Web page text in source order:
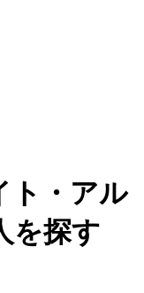
ト・アル
を探す